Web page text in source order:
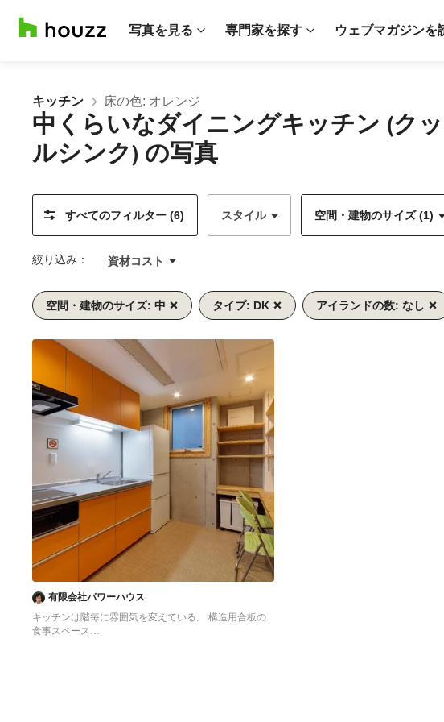
写真を見る 専門家を探す ウェブマガジンを
キッチン 床の色: オレンジ
中くらいなダイニングキッチン (ク
ルシンク) の写真
すべてのフィルター (6) スタイル 空間・建物のサイズ (1)
絞り込み： 資材コスト
空間・建物のサイズ: 中 タイプ: DK アイランドの数: なし
へ
へ
有限会社パワーハウス
キッチンは階毎に雰囲気を変えている。 構造用合板の
食事スペース